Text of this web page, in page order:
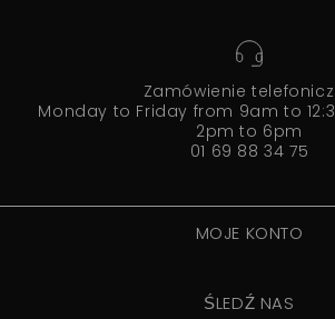
Zamówienie
Monday to Friday from 9am to
2pm to 6pm
01 69 88 34 75
MOJE KONTO
ŚLEDŹ NAS